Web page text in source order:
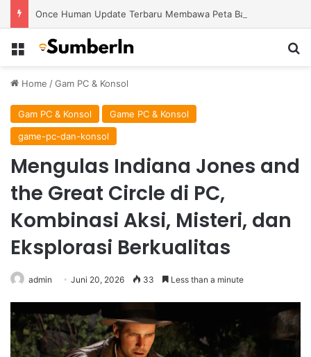
Menu
Home /Gam PC & Konsol
Gam PC & Konsol
Game PC & Konsol
game-pc-dan-konsol
Mengulas Indiana Jones and
the Great Circle di PC,
Kombinasi Aksi, Misteri, dan
Eksplorasi Berkualitas
admin Juni 20, 2026 33 Less than a minute